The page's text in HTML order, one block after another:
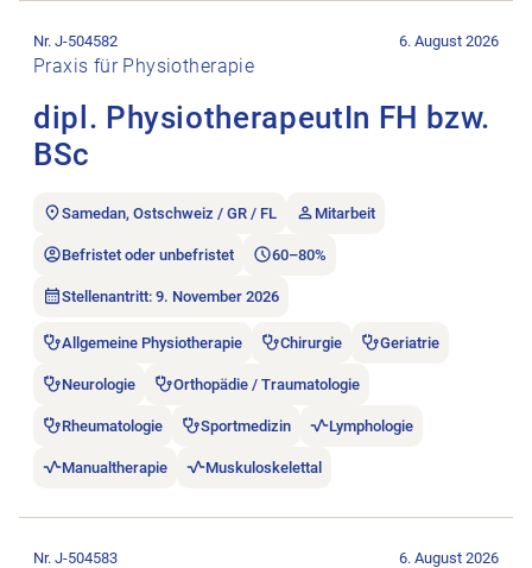
Praxis für Physiotherapie
dipl. PhysiotherapeutIn FH bzw.
BSc
Nr. J-504582 6. August 2026
Samedan, Ostschweiz / GR / FL Mitarbeit
Befristet oder unbefristet 60–80%
Stellenantritt: 9. November 2026
Allgemeine Physiotherapie Chirurgie Geriatrie
Neurologie Orthopädie / Traumatologie
Rheumatologie Sportmedizin Lymphologie
Manualtherapie Muskuloskelettal
Nr. J-504583 6. August 2026